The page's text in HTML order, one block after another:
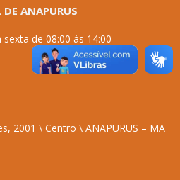
ANAPURUS
de 08:00 às 14:00
2001 \ Centro \ ANAPURUS – MA